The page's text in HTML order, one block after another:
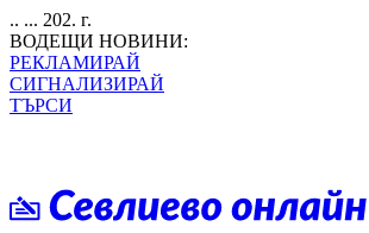
.. ... 202. г.
ВОДЕЩИ НОВИНИ:
РЕКЛАМИРАЙ
СИГНАЛИЗИРАЙ
ТЪРСИ